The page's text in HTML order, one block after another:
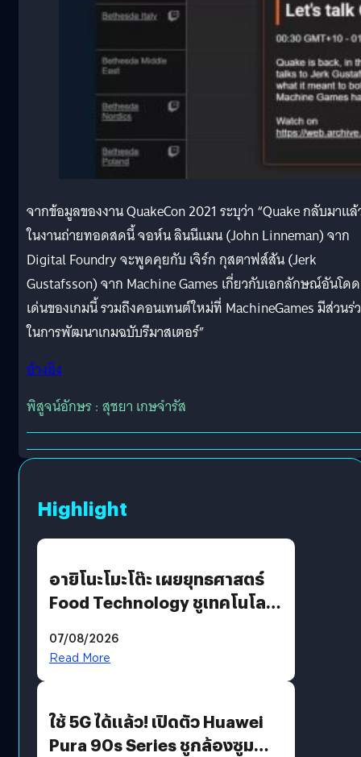
จากข้อมูลของงาน QuakeCon 2021 ระบุว่า “Quake กลับมาแ
ในงานถ่ายทอดสดนี้ จอห์น ลินนีแมน (John Linneman) จาก
Digital Foundry จะพูดคุยกับ เจิร์ก กุสตาฟส์สัน (Jerk
Gustafsson) จาก Machine Games เกี่ยวกับเอกลักษณ์อันโดด
เด่นของเกมนี้ รวมถึงคอนเทนต์ใหม่ที่ MachineGames มีส่วนร่
ในการพัฒนาเกมฉบับรีมาสเตอร์”
อ้างอิง
พิสูจน์อักษร : สุชยา เกษจำรัส
Highlight
อายิโนะโมะโต๊ะ เผยยุทธศาสตร์
Food Technology ชูเทคโนโลยี
บริโภคและ B2B
07/08/2026
Read More
ใช้ 5G ได้แล้ว! เปิดตัว Huawei
Pura 90s Series ชูกล้องซูม